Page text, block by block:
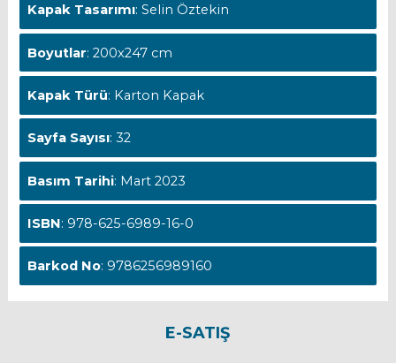
Kapak Tasarımı: Selin Öztekin
Boyutlar: 200x247 cm
Kapak Türü: Karton Kapak
Sayfa Sayısı: 32
Basım Tarihi: Mart 2023
ISBN: 978-625-6989-16-0
Barkod No: 9786256989160
E-SATIŞ